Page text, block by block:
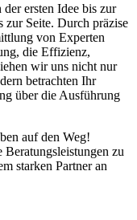
ersten Idee bis zur
zur Seite. Durch präzise
von Experten
die Effizienz,
wir uns nicht nur
betrachten Ihr
über die Ausführung
auf den Weg!
zu
starken Partner an